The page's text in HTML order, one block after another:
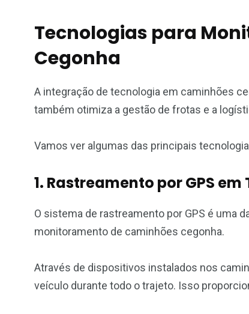
Tecnologias para
Cegonha
A integração de tecnologia em caminhões
também otimiza a gestão de frotas e a
Vamos ver algumas das principais
1. Rastreamento por GPS em
O sistema de rastreamento por GPS é uma
monitoramento de caminhões cegonha.
Através de dispositivos instalados nos
veículo durante todo o trajeto. Isso